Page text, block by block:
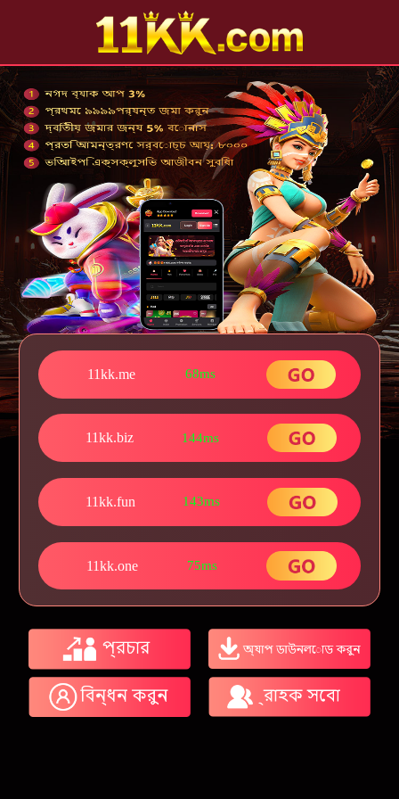
11kk.me 68ms
11kk.biz 144ms
11kk.fun 143ms
11kk.one 75ms